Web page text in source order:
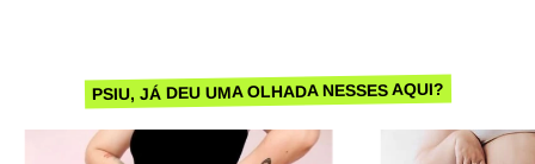
PSIU, JÁ DEU UMA OLHADA NESSES AQUI?